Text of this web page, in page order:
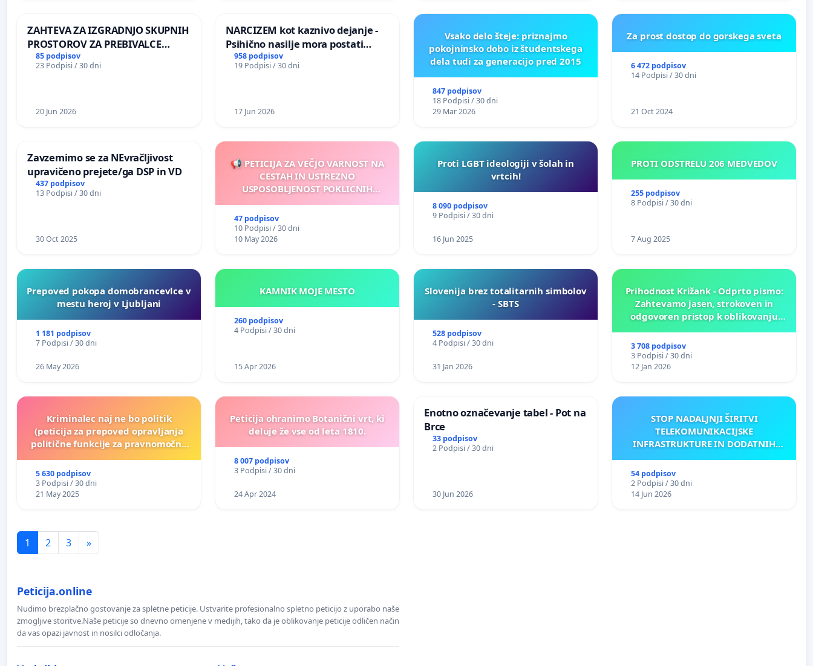
ZAHTEVA ZA IZGRADNJO SKUPNIH
PROSTOROV ZA PREBIVALCE
KRAJEVNE SKUPNOSTI
PRESTRANEK
85 podpisov
23 Podpisi / 30 dni
20 Jun 2026
NARCIZEM kot kaznivo dejanje -
Psihično nasilje mora postati
enako prepoznano kot fizično
nasilje
958 podpisov
19 Podpisi / 30 dni
17 Jun 2026
Vsako delo šteje: priznajmo
pokojninsko dobo iz študentskega
dela tudi za generacijo pred 2015
847 podpisov
18 Podpisi / 30 dni
29 Mar 2026
Za prost dostop do gorskega sveta
6 472 podpisov
14 Podpisi / 30 dni
21 Oct 2024
Zavzemimo se za NEvračljivost
upravičeno prejete/ga DSP in VD
437 podpisov
13 Podpisi / 30 dni
30 Oct 2025
📢 PETICIJA ZA VEČJO VARNOST NA
CESTAH IN USTREZNO
USPOSOBLJENOST POKLICNIH
47 podpisov
10 Podpisi / 30 dni
10 May 2026
Proti LGBT ideologiji v šolah in
vrtcih!
8 090 podpisov
9 Podpisi / 30 dni
16 Jun 2025
PROTI ODSTRELU 206 MEDVEDOV
255 podpisov
8 Podpisi / 30 dni
7 Aug 2025
Prepoved pokopa domobrancevlce v
mestu heroj v Ljubljani
1 181 podpisov
7 Podpisi / 30 dni
26 May 2026
KAMNIK MOJE MESTO
260 podpisov
4 Podpisi / 30 dni
15 Apr 2026
Slovenija brez totalitarnih simbolov
- SBTS
528 podpisov
4 Podpisi / 30 dni
31 Jan 2026
Prihodnost Križank - Odprto pismo:
Zahtevamo jasen, strokoven in
odgovoren pristop k oblikovanju
3 708 podpisov
3 Podpisi / 30 dni
12 Jan 2026
Kriminalec naj ne bo politik
(peticija za prepoved opravljanja
politične funkcije za pravnomočno
5 630 podpisov
3 Podpisi / 30 dni
21 May 2025
Peticija ohranimo Botanični vrt, ki
deluje že vse od leta 1810.
8 007 podpisov
3 Podpisi / 30 dni
24 Apr 2024
Enotno označevanje tabel - Pot na
Brce
33 podpisov
2 Podpisi / 30 dni
30 Jun 2026
STOP NADALJNJI ŠIRITVI
TELEKOMUNIKACIJSKE
INFRASTRUKTURE IN DODATNIH
54 podpisov
2 Podpisi / 30 dni
14 Jun 2026
1 2 3 »
Peticija.online
Nudimo brezplačno gostovanje za spletne peticije. Ustvarite profesionalno spletno peticijo z uporabo naše
zmogljive storitve.Naše peticije so dnevno omenjene v medijih, tako da je oblikovanje peticije odličen način
da vas opazi javnost in nosilci odločanja.